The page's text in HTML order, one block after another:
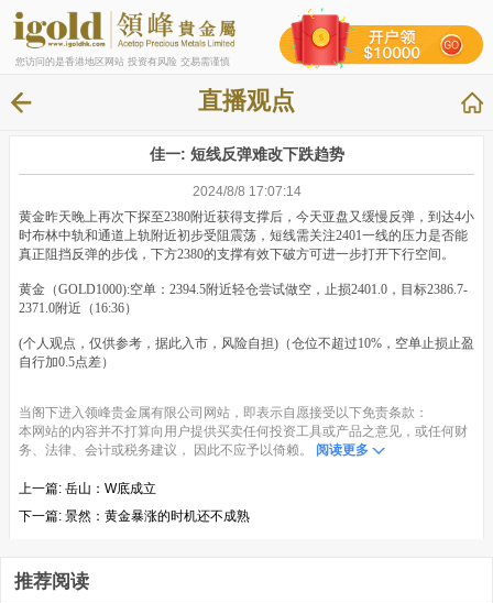
您访问的是香港地区网站 投资有风险 交易需谨慎
直播观点
佳一: 短线反弹难改下跌趋势
2024/8/8 17:07:14
黄金昨天晚上再次下探至2380附近获得支撑后，今天亚盘又缓慢反弹，到达4小
时布林中轨和通道上轨附近初步受阻震荡，短线需关注2401一线的压力是否能
真正阻挡反弹的步伐，下方2380的支撑有效下破方可进一步打开下行空间。
黄金（GOLD1000):空单：2394.5附近轻仓尝试做空，止损2401.0，目标2386.7-
2371.0附近（16:36）
(个人观点，仅供参考，据此入市，风险自担)（仓位不超过10%，空单止损止盈
自行加0.5点差）
当阁下进入领峰贵金属有限公司网站，即表示自愿接受以下免责条款：
本网站的内容并不打算向用户提供买卖任何投资工具或产品之意见，或任何财
务、法律、会计或税务建议， 因此不应予以倚赖。
阅读更多
上一篇: 岳山：W底成立
下一篇: 景然：黄金暴涨的时机还不成熟
推荐阅读